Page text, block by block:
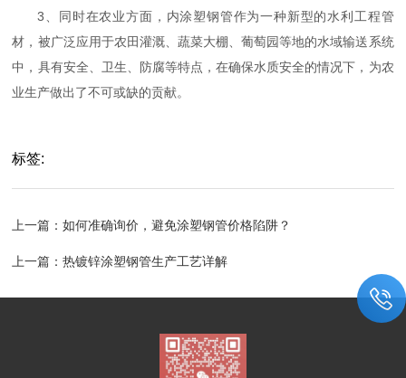
3、同时在农业方面，内涂塑钢管作为一种新型的水利工程管
材，被广泛应用于农田灌溉、蔬菜大棚、葡萄园等地的水域输送系统
中，具有安全、卫生、防腐等特点，在确保水质安全的情况下，为农
业生产做出了不可或缺的贡献。
标签:
上一篇：如何准确询价，避免涂塑钢管价格陷阱？
上一篇：热镀锌涂塑钢管生产工艺详解